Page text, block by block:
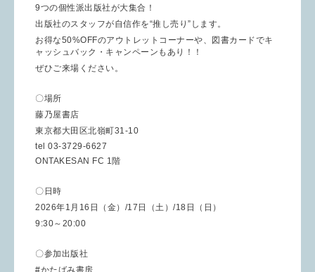
9つの個性派出版社が大集合！
出版社のスタッフが自信作を“推し売り”します。
お得な50%OFFのアウトレットコーナーや、図書カードでキ
ャッシュバック・キャンペーンもあり！！
ぜひご来場ください。
〇場所
藤乃屋書店
東京都大田区北嶺町31-10
tel 03-3729-6627
ONTAKESAN FC 1階
〇日時
2026年1月16日（金）/17日（土）/18日（日）
9:30～20:00
〇参加出版社
#かたばみ書房